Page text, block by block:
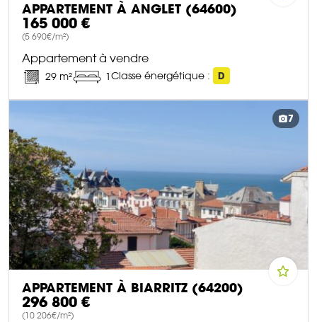
APPARTEMENT À ANGLET (64600)
165 000 €
(5 690€/m²)
Appartement à vendre
29 m² 1Classe énergétique : D
7
APPARTEMENT À BIARRITZ (64200)
296 800 €
(10 206€/m²)